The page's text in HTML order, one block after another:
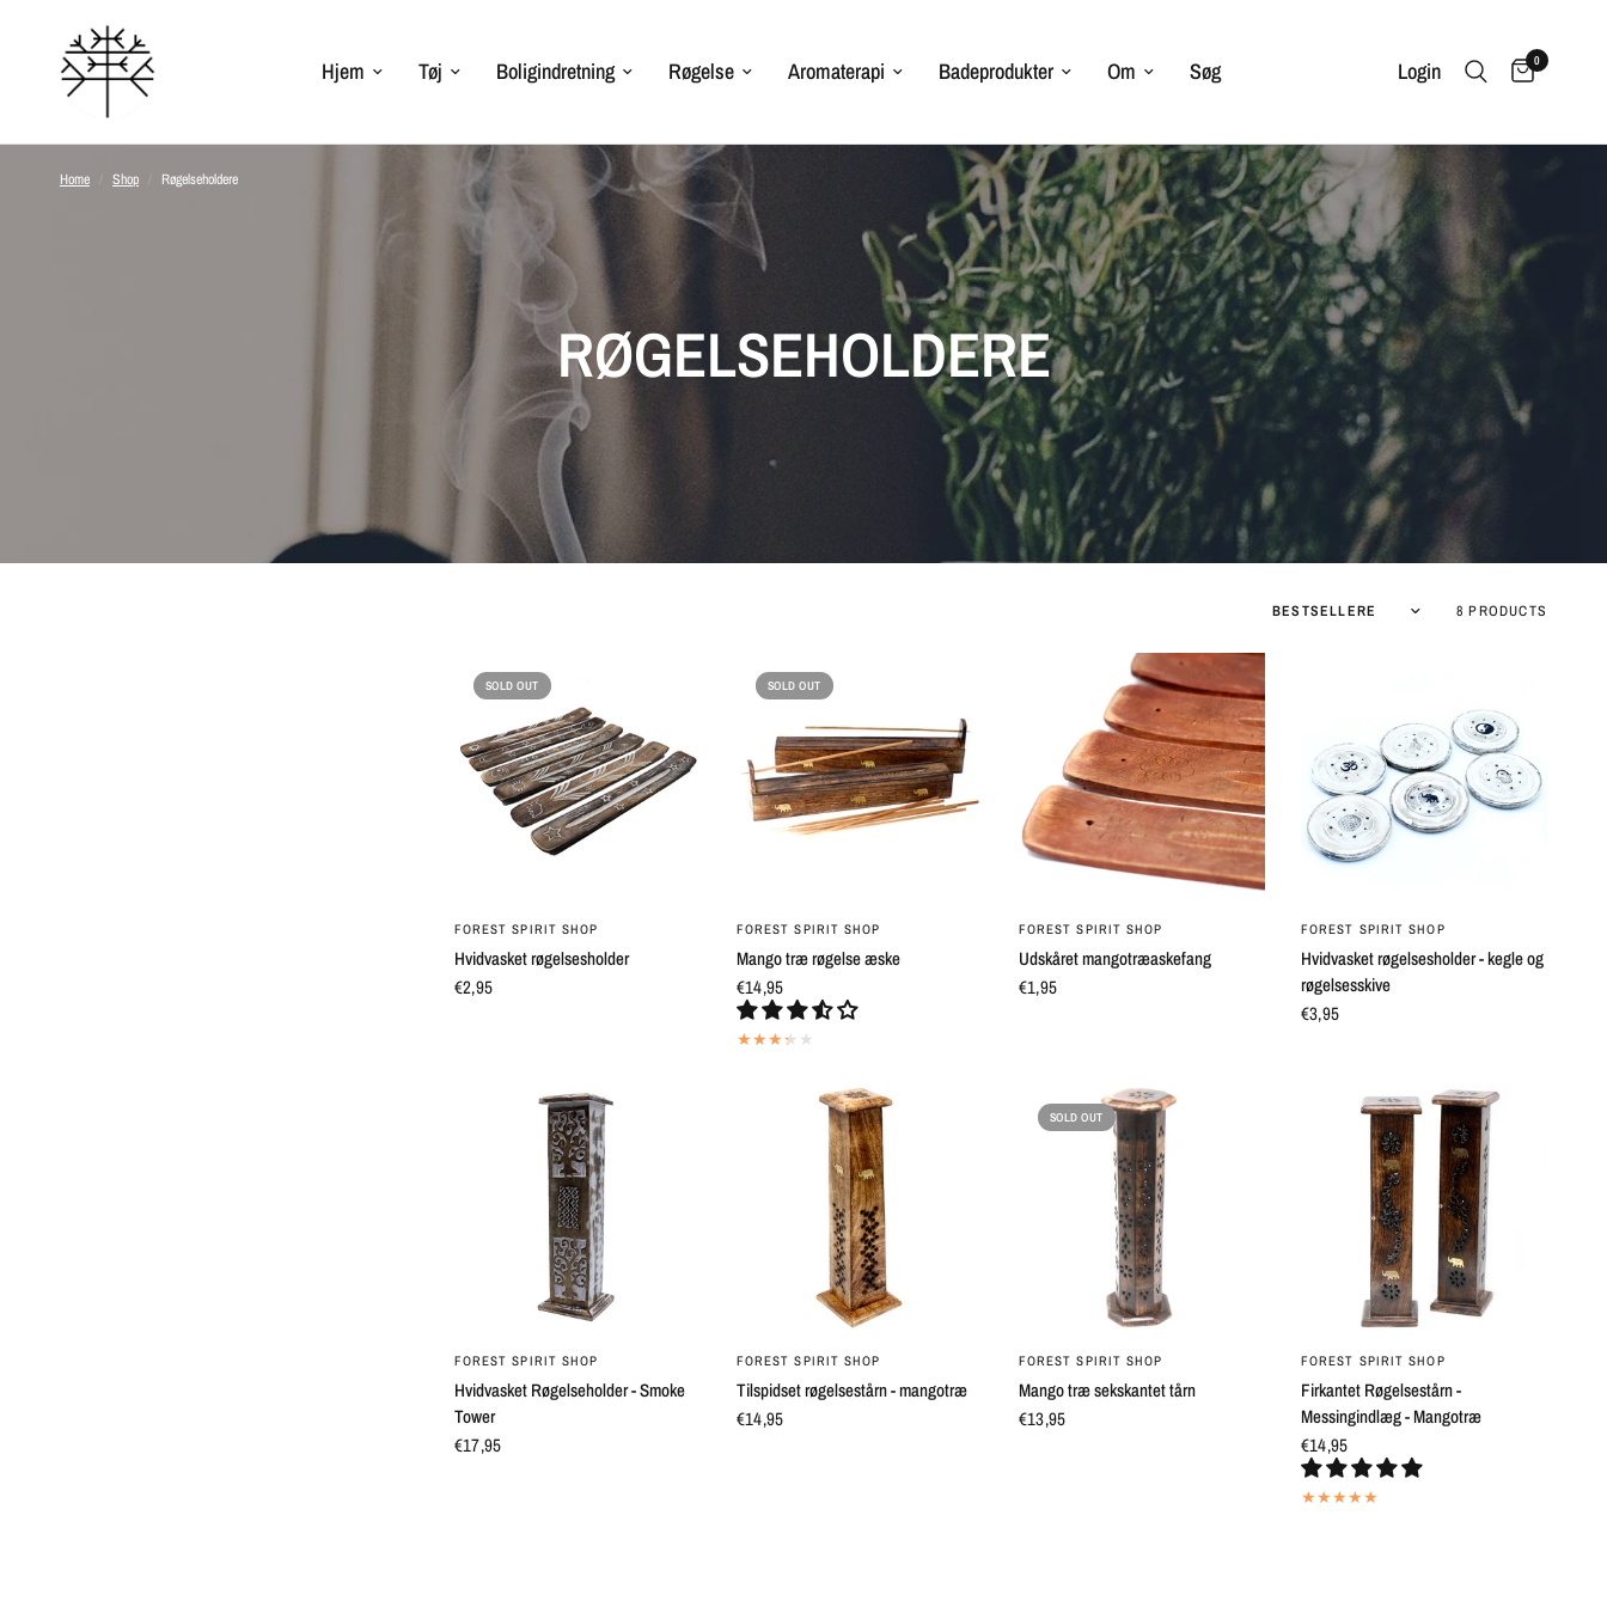
Hjem Tøj Boligindretning Røgelse Aromaterapi Badeprodukter Om Søg Login 0
Home Shop Røgelseholdere
RØGELSEHOLDERE
8 PRODUCTS
SOLD OUT
QUICK VIEW
FOREST SPIRIT SHOP
Hvidvasket røgelsesholder
€2,95
SOLD OUT
QUICK VIEW
FOREST SPIRIT SHOP
Mango træ røgelse æske
€14,95
QUICK VIEW
FOREST SPIRIT SHOP
Udskåret mangotræaskefang
€1,95
QUICK VIEW
FOREST SPIRIT SHOP
Hvidvasket røgelsesholder - kegle og
røgelsesskive
€3,95
QUICK VIEW
FOREST SPIRIT SHOP
Hvidvasket Røgelseholder - Smoke
Tower
€17,95
QUICK VIEW
FOREST SPIRIT SHOP
Tilspidset røgelsestårn - mangotræ
€14,95
SOLD OUT
QUICK VIEW
FOREST SPIRIT SHOP
Mango træ sekskantet tårn
€13,95
QUICK VIEW
FOREST SPIRIT SHOP
Firkantet Røgelsestårn -
Messingindlæg - Mangotræ
€14,95